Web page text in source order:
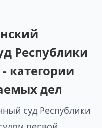
Республики
категории
дел
суд Республики